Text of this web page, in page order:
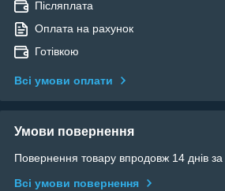
Післяплата
Оплата на рахунок
Готівкою
Всі умови оплати
Умови повернення
Повернення товару впродовж 14 днів
Всі умови повернення